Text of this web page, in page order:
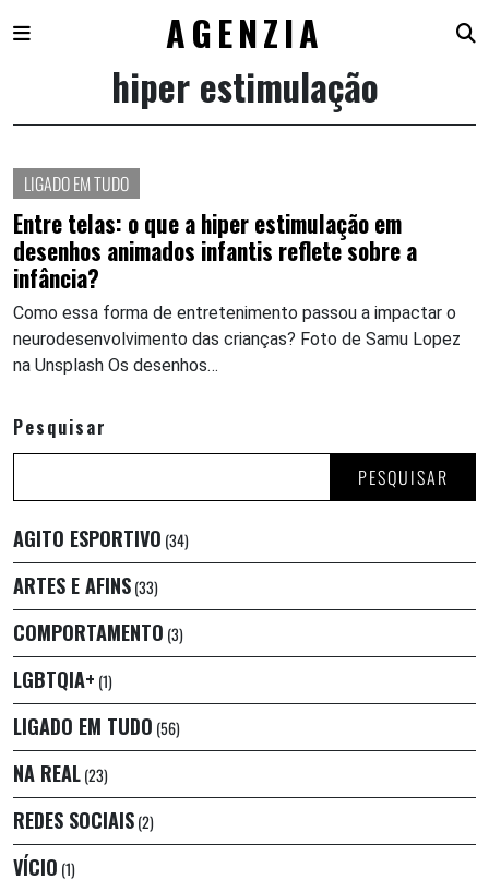
content
AGENZIA
hiper estimulação
LIGADO EM TUDO
Entre telas: o que a hiper estimulação em
desenhos animados infantis reflete sobre a
infância?
Como essa forma de entretenimento passou a impactar o
neurodesenvolvimento das crianças? Foto de Samu Lopez
na Unsplash Os desenhos…
Pesquisar
PESQUISAR
AGITO ESPORTIVO (34)
ARTES E AFINS(33)
COMPORTAMENTO (3)
LGBTQIA+ (1)
LIGADO EM TUDO (56)
NA REAL(23)
REDES SOCIAIS(2)
VÍCIO (1)